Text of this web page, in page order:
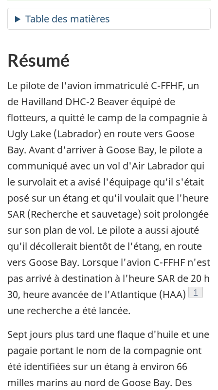
Résumé
Le pilote de l'avion immatriculé C-FFHF, un
de Havilland DHC-2 Beaver équipé de
flotteurs, a quitté le camp de la compagnie à
Ugly Lake (Labrador) en route vers Goose
Bay. Avant d'arriver à Goose Bay, le pilote a
communiqué avec un vol d'Air Labrador qui
le survolait et a avisé l'équipage qu'il s'était
posé sur un étang et qu'il voulait que l'heure
SAR (Recherche et sauvetage) soit prolongée
sur son plan de vol. Le pilote a aussi ajouté
qu'il décollerait bientôt de l'étang, en route
vers Goose Bay. Lorsque l'avion C-FFHF n'est
pas arrivé à destination à l'heure SAR de 20 h
30, heure avancée de l'Atlantique (HAA)
Note
1
une recherche a été lancée.
Sept jours plus tard une flaque d'huile et une
pagaie portant le nom de la compagnie ont
été identifiées sur un étang à environ 66
milles marins au nord de Goose Bay. Des